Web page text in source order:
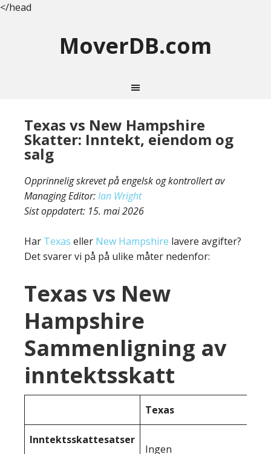
</head
MoverDB.com
Texas vs New Hampshire
Skatter: Inntekt, eiendom og
salg
Opprinnelig skrevet på engelsk og kontrollert av
Managing Editor:Ian Wright
Sist oppdatert: 15. mai 2026
Har Texas eller New Hampshire lavere avgifter?
Det svarer vi på på ulike måter nedenfor:
Texas vs New
Hampshire
Sammenligning av
inntektsskatt
Texas
Inntektsskattesatser
Ingen